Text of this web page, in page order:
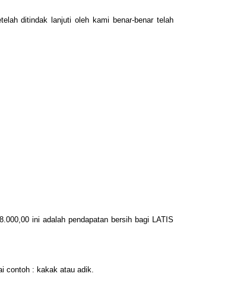
ditindak lanjuti oleh kami benar-benar telah
ini adalah pendapatan bersih bagi LATIS
contoh : kakak atau adik.